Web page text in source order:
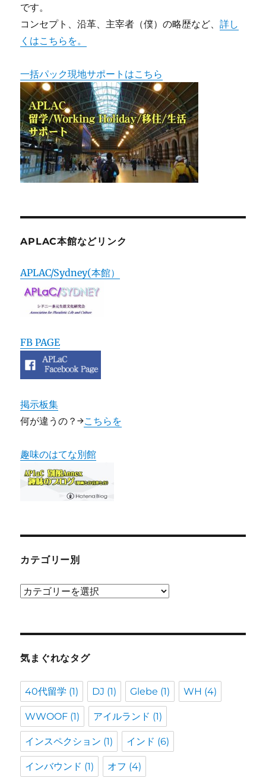
です。
コンセプト、沿革、主宰者（僕）の略歴など、詳し
くはこちらを。
一括パック現地サポートはこちら
APLAC本館などリンク
APLAC/Sydney(本館）
FB PAGE
掲示板集
何が違うの？→こちらを
趣味のはてな別館
カテゴリー別
カ
ー
気まぐれなタグ
40代留学 (1) DJ (1) Glebe (1) WH (4)
WWOOF (1) アイルランド (1)
インスペクション (1) インド (6)
インバウンド (1) オフ (4)